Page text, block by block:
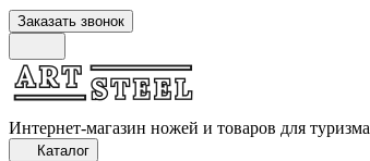
Заказать звонок
Интернет-магазин ножей и товаров для туризма
Каталог